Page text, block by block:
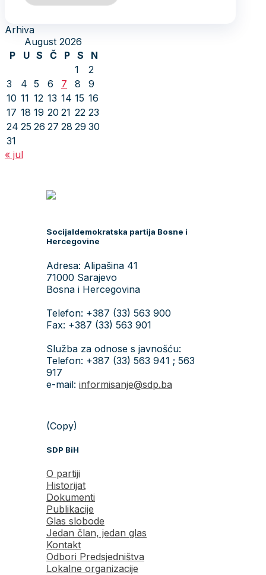
Arhiva
August 2026
P
U S Č P S
N
1
2
3
4 5 6 7 8
9
10 11 12 13 14 15 16
17 18 19 20 21 22 23
24 25 26 27 28 29 30
31
« jul
Socijaldemokratska partija Bosne i
Hercegovine
Adresa: Alipašina 41
71000 Sarajevo
Bosna i Hercegovina
Telefon: +387 (33) 563 900
Fax: +387 (33) 563 901
Služba za odnose s javnošću:
Telefon: +387 (33) 563 941 ; 563
917
e-mail: informisanje@sdp.ba
(Copy)
SDP BiH
O partiji
Historijat
Dokumenti
Publikacije
Glas slobode
Jedan član, jedan glas
Kontakt
Odbori Predsjedništva
Lokalne organizacije